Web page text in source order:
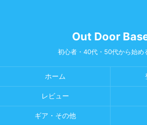
Out Door
初心者・40代・50代から始め
ホーム
レビュー
ギア・その他